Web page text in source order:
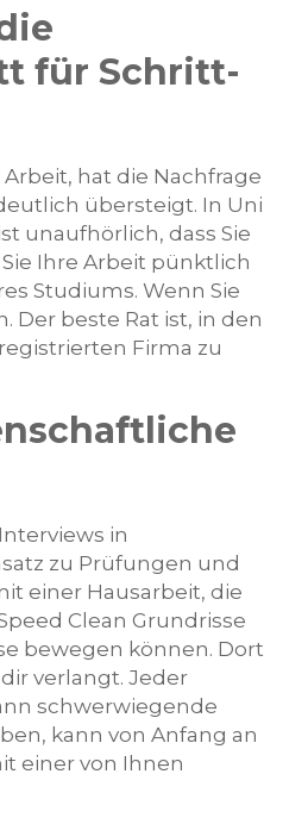
für Schritt-
hat die Nachfrage
übersteigt. In Uni
unaufhörlich, dass Sie
Ihre Arbeit pünktlich
Studiums. Wenn Sie
Der beste Rat ist, in den
Firma zu
in
zu Prüfungen und
einer Hausarbeit, die
Clean Grundrisse
bewegen können. Dort
verlangt. Jeder
schwerwiegende
kann von Anfang an
einer von Ihnen